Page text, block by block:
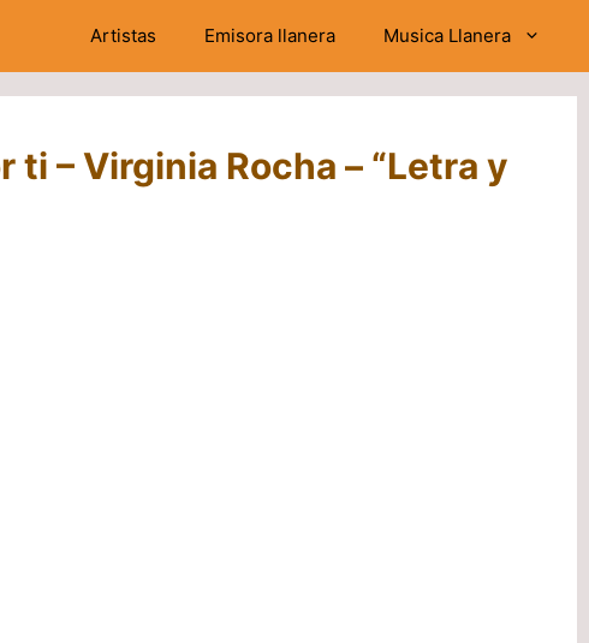
Artistas Emisora llanera Musica Llanera
– Virginia Rocha – “Letra y